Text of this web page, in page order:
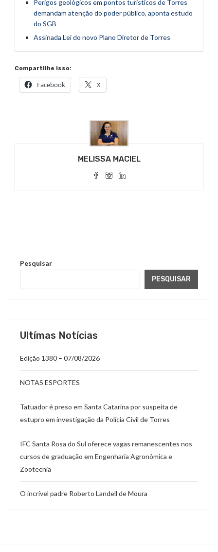
Perigos geológicos em pontos turísticos de Torres
demandam atenção do poder público, aponta estudo
do SGB
Assinada Lei do novo Plano Diretor de Torres
Compartilhe isso:
Facebook X
MELISSA MACIEL
Pesquisar
PESQUISAR
Ultímas Notícias
Edição 1380 – 07/08/2026
NOTAS ESPORTES
Tatuador é preso em Santa Catarina por suspeita de
estupro em investigação da Polícia Civil de Torres
IFC Santa Rosa do Sul oferece vagas remanescentes nos
cursos de graduação em Engenharia Agronômica e
Zootecnia
O incrível padre Roberto Landell de Moura